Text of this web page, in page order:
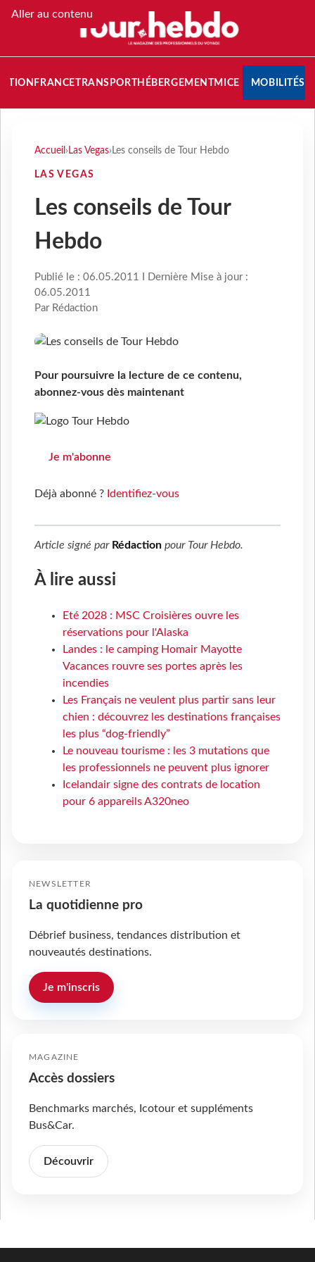
Aller au contenu
FRANCETRANSPORT HÉBERGEMENTMICE MOBILITÉS
Accueil › Las Vegas› Les conseils de Tour Hebdo
LAS VEGAS
Les conseils de Tour
Hebdo
Publié le : 06.05.2011 I Dernière Mise à jour :
06.05.2011
Par Rédaction
Pour poursuivre la lecture de ce contenu,
abonnez-vous dès maintenant
Je m'abonne
Déjà abonné ? Identifiez-vous
Article signé par Rédaction pour Tour Hebdo.
À lire aussi
Eté 2028 : MSC Croisières ouvre les
réservations pour l'Alaska
Landes : le camping Homair Mayotte
Vacances rouvre ses portes après les
incendies
Les Français ne veulent plus partir sans leur
chien : découvrez les destinations françaises
les plus “dog-friendly”
Le nouveau tourisme : les 3 mutations que
les professionnels ne peuvent plus ignorer
Icelandair signe des contrats de location
pour 6 appareils A320neo
NEWSLETTER
La quotidienne pro
Débrief business, tendances distribution et
nouveautés destinations.
Je m'inscris
MAGAZINE
Accès dossiers
Benchmarks marchés, Icotour et suppléments
Bus&Car.
Découvrir